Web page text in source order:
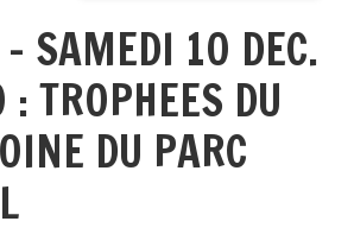
SAMEDI 10 DEC.
TROPHEES DU
DU PARC